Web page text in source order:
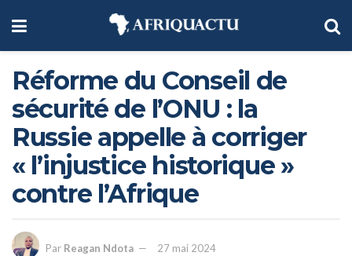
Réforme du Conseil de
sécurité de l’ONU : la
Russie appelle à corriger
« l’injustice historique »
contre l’Afrique
Par Reagan Ndota 27 mai 2024